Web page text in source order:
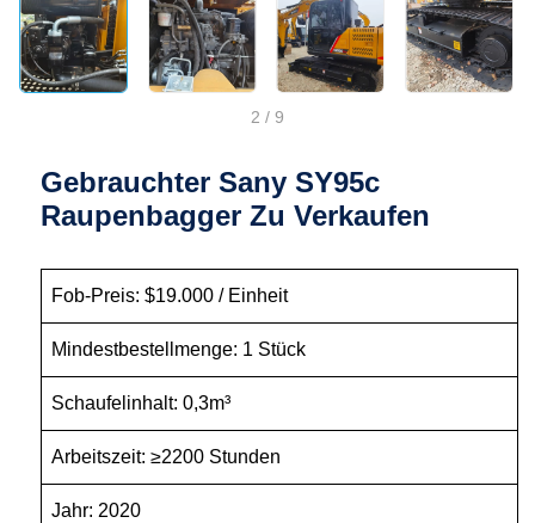
2 / 9
Gebrauchter Sany SY95c
Raupenbagger Zu Verkaufen
Fob-Preis: $19.000 / Einheit
Mindestbestellmenge: 1 Stück
Schaufelinhalt: 0,3m³
Arbeitszeit: ≥2200 Stunden
Jahr: 2020